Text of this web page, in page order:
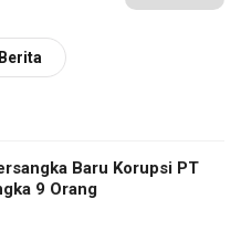
Baru Korupsi PT
9 Orang